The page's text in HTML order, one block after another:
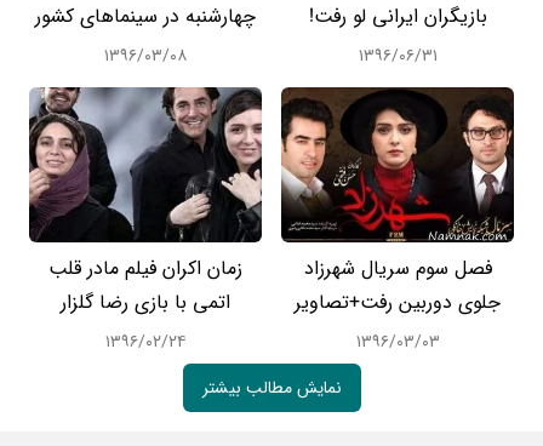
بازیگران ایرانی لو رفت!
۱۳۹۶/۰۶/۳۱
چهارشنبه در سینماهای کشور
۱۳۹۶/۰۳/۰۸
فصل سوم سریال شهرزاد
جلوی دوربین رفت+تصاویر
۱۳۹۶/۰۳/۰۳
زمان اکران فیلم مادر قلب
اتمی با بازی رضا گلزار
۱۳۹۶/۰۲/۲۴
نمایش مطالب بیشتر